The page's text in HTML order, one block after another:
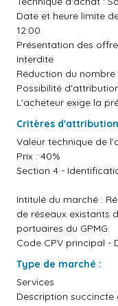
Date et heure limite
12:00
Présentation des
Interdite
Réduction du
Possibilité
L'acheteur exige la
Critères
Valeur technique de
Prix : 40%
Section 4 -
Intitulé du marché :
de réseaux existants
portuaires du GPMG
Code CPV principal -
Type de marché :
Services
Description succincte